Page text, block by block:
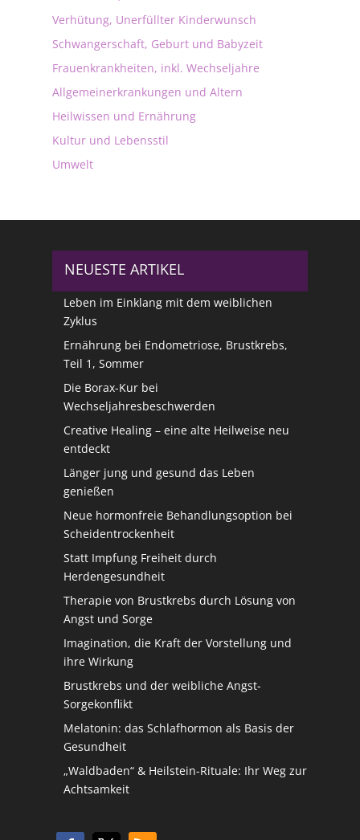
Verhütung, Unerfüllter Kinderwunsch
Schwangerschaft, Geburt und Babyzeit
Frauenkrankheiten, inkl. Wechseljahre
Allgemeinerkrankungen und Altern
Heilwissen und Ernährung
Kultur und Lebensstil
Umwelt
NEUESTE ARTIKEL
Leben im Einklang mit dem weiblichen
Zyklus
Ernährung bei Endometriose, Brustkrebs,
Teil 1, Sommer
Die Borax-Kur bei
Wechseljahresbeschwerden
Creative Healing – eine alte Heilweise neu
entdeckt
Länger jung und gesund das Leben
genießen
Neue hormonfreie Behandlungsoption bei
Scheidentrockenheit
Statt Impfung Freiheit durch
Herdengesundheit
Therapie von Brustkrebs durch Lösung von
Angst und Sorge
Imagination, die Kraft der Vorstellung und
ihre Wirkung
Brustkrebs und der weibliche Angst-
Sorgekonflikt
Melatonin: das Schlafhormon als Basis der
Gesundheit
„Waldbaden“ & Heilstein-Rituale: Ihr Weg zur
Achtsamkeit